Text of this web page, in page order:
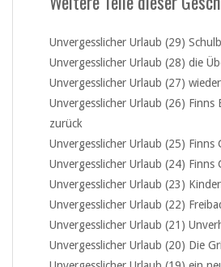
Unvergesslicher Urlaub (29)
Unvergesslicher Urlaub (28) die
Unvergesslicher Urlaub (27)
Unvergesslicher Urlaub (26) Finns
zurück
Unvergesslicher Urlaub (25) Finns
Unvergesslicher Urlaub (24) Finns
Unvergesslicher Urlaub (23)
Unvergesslicher Urlaub (22)
Unvergesslicher Urlaub (21)
Unvergesslicher Urlaub (20) Die